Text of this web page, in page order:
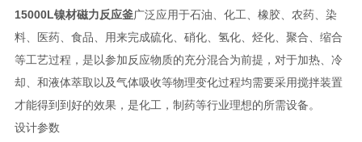
15000L镍材磁力反应釜广泛应用于石油、化工、橡胶、农药、染
料、医药、食品、用来完成硫化、硝化、氢化、烃化、聚合、缩合
等工艺过程，是以参加反应物质的充分混合为前提，对于加热、冷
却、和液体萃取以及气体吸收等物理变化过程均需要采用搅拌装置
才能得到到好的效果，是化工，制药等行业理想的所需设备。
设计参数